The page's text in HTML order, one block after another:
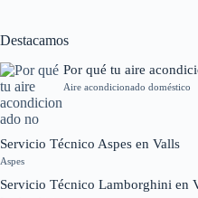
Destacamos
Por qué tu aire
Aire acondicionado doméstico
Servicio Técnico Aspes en Valls
Aspes
Servicio Técnico Lamborghini en